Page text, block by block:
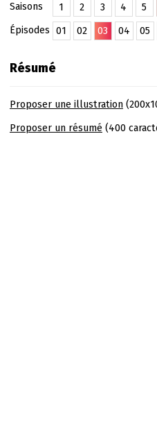
Saisons
1 2 3 4 5
Épisodes
01 02 03 04 05
Résumé
Proposer une illustration
Proposer un résumé (400